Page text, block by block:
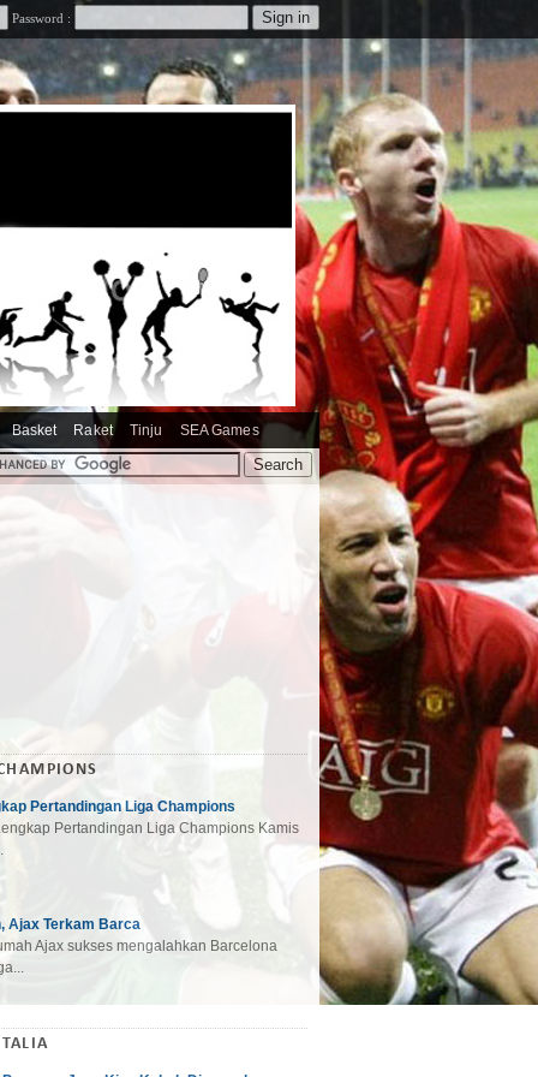
Password :
Basket Raket Tinju SEA Games
Pertandingan Liga Champions
Pertandingan Liga Champions Kamis
Ajax Terkam Barca
Ajax sukses mengalahkan Barcelona